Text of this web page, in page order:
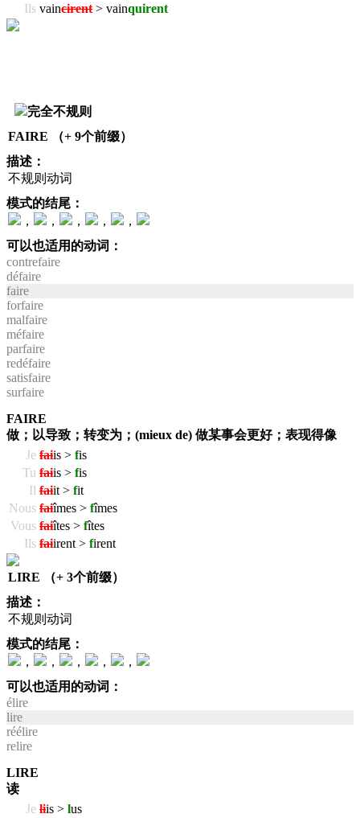
Ils vaincirent > vainquirent
完全不规则
FAIRE （+ 9个前缀）
描述：
不规则动词
模式的结尾：
，
， ， ，
，
可以也适用的动词：
contrefaire
défaire
faire
forfaire
malfaire
méfaire
parfaire
redéfaire
satisfaire
surfaire
FAIRE
做；以导致；转变为；(mieux de) 做某事会更好；表现得像
Je faiis > fis
Tu faiis > fis
Il faiit > fit
Nous faiîmes > fîmes
Vous faiîtes > fîtes
Ils faiirent > firent
LIRE （+ 3个前缀）
描述：
不规则动词
模式的结尾：
，
， ， ，
，
可以也适用的动词：
élire
lire
réélire
relire
LIRE
读
Je liis > lus